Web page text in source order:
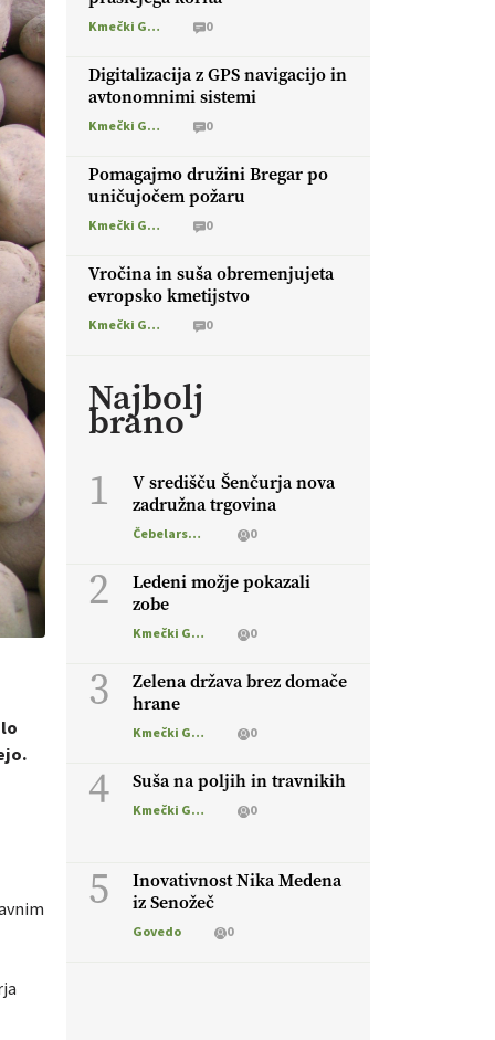
Kmečki Glas 0
Digitalizacija z GPS navigacijo in
avtonomnimi sistemi
Kmečki Glas 0
Pomagajmo družini Bregar po
uničujočem požaru
Kmečki Glas 0
Vročina in suša obremenjujeta
evropsko kmetijstvo
Kmečki Glas 0
Najbolj
brano
1
V središču Šenčurja nova
zadružna trgovina
Čebelarstvo 0
2
Ledeni možje pokazali
zobe
Kmečki Glas 0
3
Zelena država brez domače
hrane
Kmečki Glas 0
4 Suša na poljih in travnikih
Kmečki Glas 0
5
Inovativnost Nika Medena
iz Senožeč
Govedo 0